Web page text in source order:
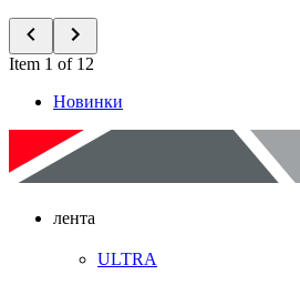
Item 1 of 12
Новинки
лента
ULTRA